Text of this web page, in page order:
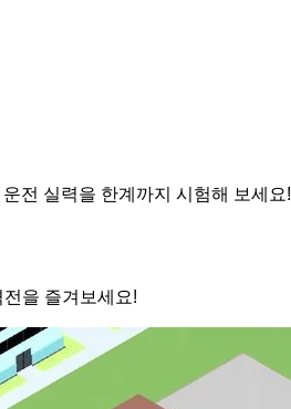
전 실력을 한계까지 시험해 보세요!
을 즐겨보세요!